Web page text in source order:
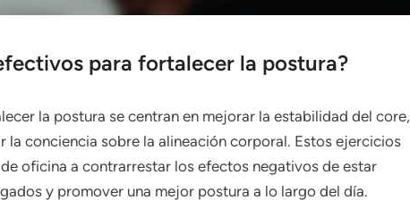
para fortalecer la postura?
la postura se centran en mejorar la estabilidad del core,
la conciencia sobre la alineación corporal. Estos ejercicios
oficina a contrarrestar los efectos negativos de estar
y promover una mejor postura a lo largo del día.